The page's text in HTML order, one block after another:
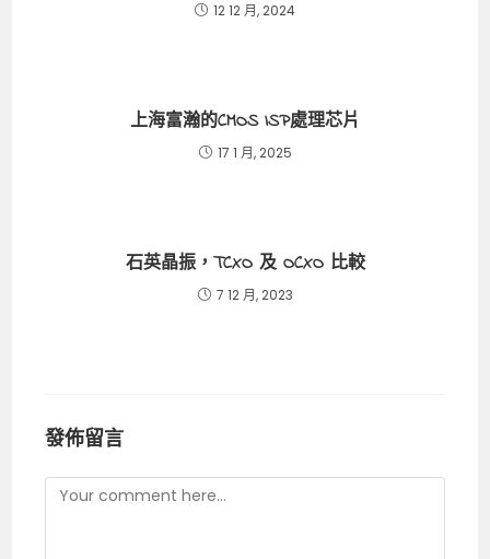
12 12 月, 2024
上海富瀚的CMOS ISP處理芯片
17 1 月, 2025
石英晶振，TCXO 及 OCXO 比較
7 12 月, 2023
發佈留言
Comment